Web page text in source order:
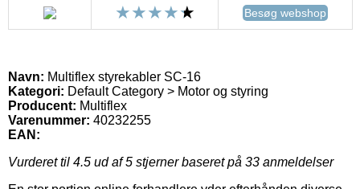
Besøg webshop
Navn: Multiflex styrekabler SC-16
Kategori: Default Category > Motor og styring
Producent: Multiflex
Varenummer: 40232255
EAN:
Vurderet til 4.5 ud af 5 stjerner baseret på 33 anmeldelser